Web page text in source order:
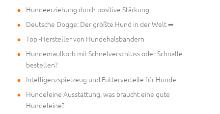
Hundeerziehung durch positive Stärkung
Deutsche Dogge: Der größte Hund in der Welt ➦
Top -Hersteller von Hundehalsbändern
Hundemaulkorb mit Schnelverschluss oder Schnalle
bestellen?
Intelligenzspielzeug und Futterverteile für Hunde
Hundeleine Ausstattung, was braucht eine gute
Hundeleine?